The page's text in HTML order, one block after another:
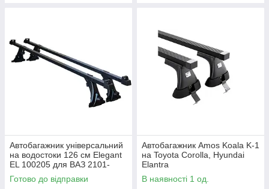
Автобагажник універсальний
на водостоки 126 см Elegant
EL 100205 для ВАЗ 2101-
21099, 2115, Таврія, Москвич
Готово до відправки
Автобагажник Amos Koala K-1
на Toyota Corolla, Hyundai
Elantra
В наявності 1 од.